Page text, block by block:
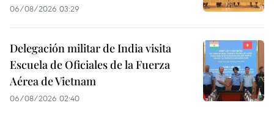
06/08/2026 03:29
Delegación militar de India visita
Escuela de Oficiales de la Fuerza
Aérea de Vietnam
06/08/2026 02:40